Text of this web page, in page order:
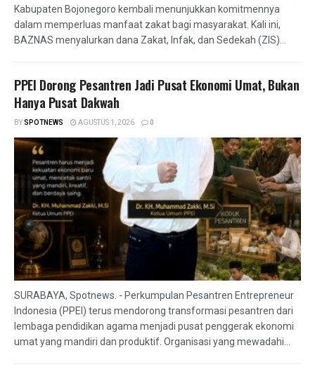
Kabupaten Bojonegoro kembali menunjukkan komitmennya
dalam memperluas manfaat zakat bagi masyarakat. Kali ini,
BAZNAS menyalurkan dana Zakat, Infak, dan Sedekah (ZIS)...
PPEI Dorong Pesantren Jadi Pusat Ekonomi Umat, Bukan
Hanya Pusat Dakwah
BYSPOTNEWS AGUSTUS 1, 2026 0
SURABAYA, Spotnews. - Perkumpulan Pesantren Entrepreneur
Indonesia (PPEI) terus mendorong transformasi pesantren dari
lembaga pendidikan agama menjadi pusat penggerak ekonomi
umat yang mandiri dan produktif. Organisasi yang mewadahi...